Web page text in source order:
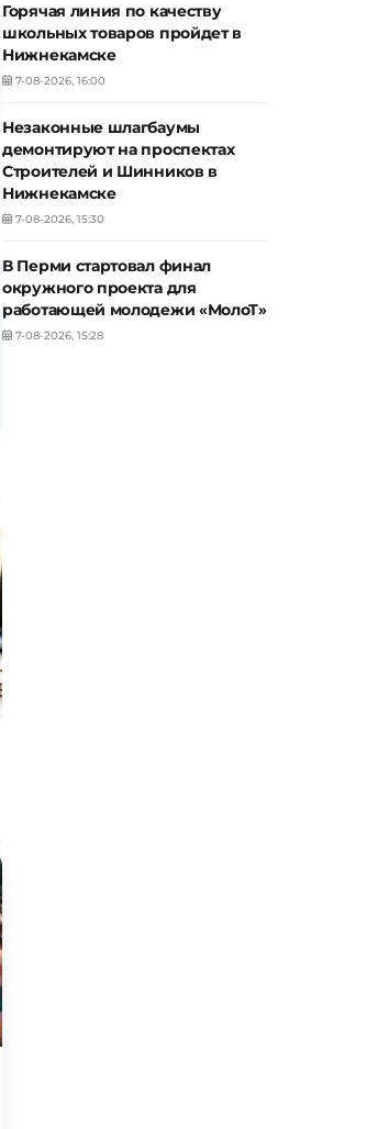
Горячая линия по качеству
школьных товаров пройдет в
Нижнекамске
7-08-2026, 16:00
Незаконные шлагбаумы
демонтируют на проспектах
Строителей и Шинников в
Нижнекамске
7-08-2026, 15:30
В Перми стартовал финал
окружного проекта для
работающей молодежи «МолоТ»
7-08-2026, 15:28